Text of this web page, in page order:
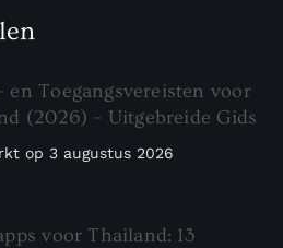
en Toegangsvereisten voor
(2026) – Uitgebreide Gids
op 3 augustus 2026
voor Thailand: 13